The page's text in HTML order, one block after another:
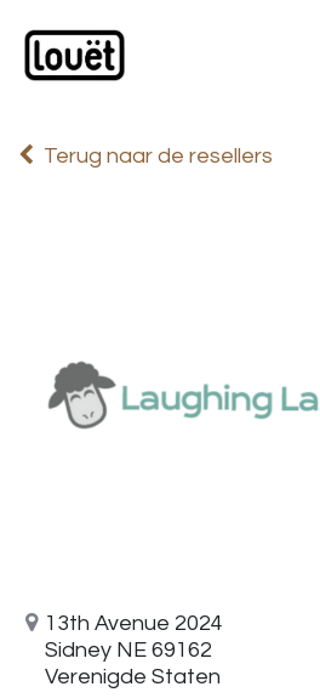
Terug naar de resellers
13th Avenue 2024
Sidney NE 69162
Verenigde Staten